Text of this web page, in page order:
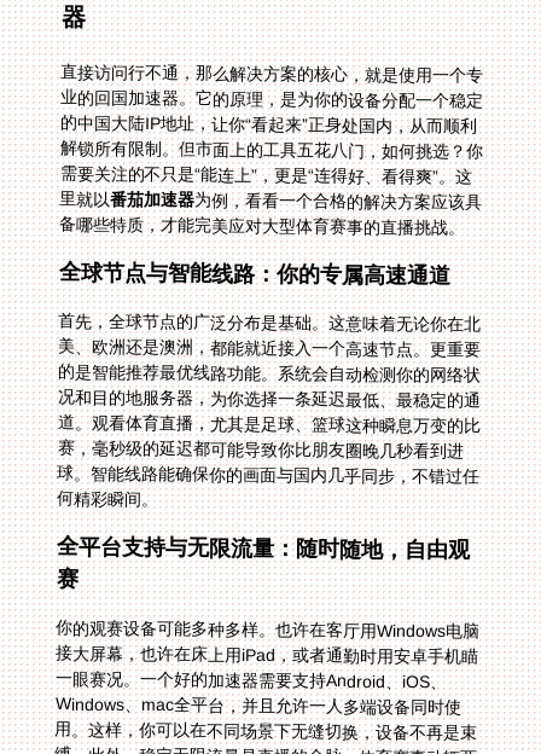
器
直接访问行不通，那么解决方案的核心，就是使用一个专
业的回国加速器。它的原理，是为你的设备分配一个稳定
的中国大陆IP地址，让你“看起来”正身处国内，从而顺利
解锁所有限制。但市面上的工具五花八门，如何挑选？你
需要关注的不只是“能连上”，更是“连得好、看得爽”。这
里就以番茄加速器为例，看看一个合格的解决方案应该具
备哪些特质，才能完美应对大型体育赛事的直播挑战。
全球节点与智能线路：你的专属高速通道
首先，全球节点的广泛分布是基础。这意味着无论你在北
美、欧洲还是澳洲，都能就近接入一个高速节点。更重要
的是智能推荐最优线路功能。系统会自动检测你的网络状
况和目的地服务器，为你选择一条延迟最低、最稳定的通
道。观看体育直播，尤其是足球、篮球这种瞬息万变的比
赛，毫秒级的延迟都可能导致你比朋友圈晚几秒看到进
球。智能线路能确保你的画面与国内几乎同步，不错过任
何精彩瞬间。
全平台支持与无限流量：随时随地，自由观
赛
你的观赛设备可能多种多样。也许在客厅用Windows电脑
接大屏幕，也许在床上用iPad，或者通勤时用安卓手机瞄
一眼赛况。一个好的加速器需要支持Android、iOS、
Windows、mac全平台，并且允许一人多端设备同时使
用。这样，你可以在不同场景下无缝切换，设备不再是束
缚。此外，稳定无限流量是直播的命脉。体育赛事动辄两
三个小时，高清直播耗费流量巨大。无限流量让你无需担
忧用量，可以尽情享受高清画质。而智能分流技术，能精
准识别你的回国影音或游戏加速需求，将数据引导至最优
化的专线，特别是为影音直播优化的回国专线，能有效避